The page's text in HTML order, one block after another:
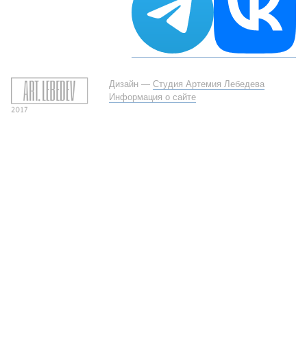
Дизайн — Студия Артемия Лебедева
Информация о сайте